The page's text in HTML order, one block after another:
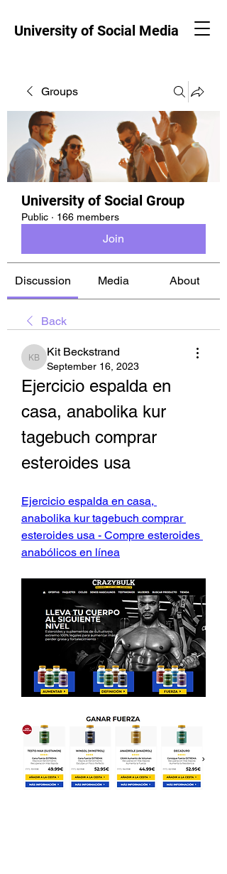
University of Social Media
Groups
University of Social Group
Public · 166 members
Join
Discussion Media About
Back
Kit Beckstrand
Kit Beckstrand
September 16, 2023
Ejercicio espalda en
casa, anabolika kur
tagebuch comprar
esteroides usa
Ejercicio espalda en casa,
anabolika kur tagebuch comprar
esteroides usa - Compre esteroides
anabólicos en línea